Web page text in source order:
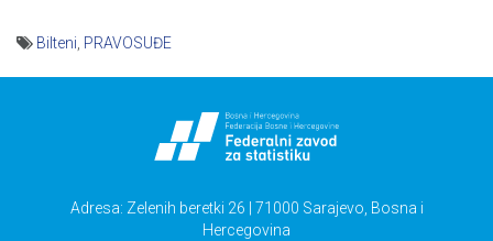
Bilteni PRAVOSUĐE
Adresa: Zelenih beretki 26 | 71000 Sarajevo, Bosna i
Hercegovina